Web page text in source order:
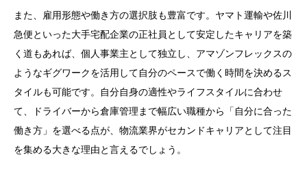
また、雇用形態や働き方の選択肢も豊富です。ヤマト運輸や佐川
急便といった大手宅配企業の正社員として安定したキャリアを築
く道もあれば、個人事業主として独立し、アマゾンフレックスの
ようなギグワークを活用して自分のペースで働く時間を決めるス
タイルも可能です。自分自身の適性やライフスタイルに合わせ
て、ドライバーから倉庫管理まで幅広い職種から「自分に合った
働き方」を選べる点が、物流業界がセカンドキャリアとして注目
を集める大きな理由と言えるでしょう。